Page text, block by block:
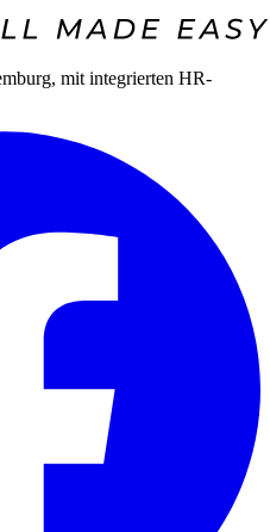
mit integrierten HR-